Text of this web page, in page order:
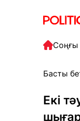
Соңғы
Басты
Екі